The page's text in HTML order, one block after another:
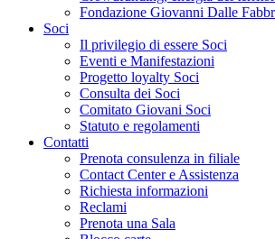
Fondazione Giovanni Dalle
Soci
Il privilegio di essere Soci
Eventi e Manifestazioni
Progetto loyalty Soci
Consulta dei Soci
Comitato Giovani Soci
Statuto e regolamenti
Contatti
Prenota consulenza in filiale
Contact Center e Assistenza
Richiesta informazioni
Reclami
Prenota una Sala